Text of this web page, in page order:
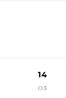
14
O3